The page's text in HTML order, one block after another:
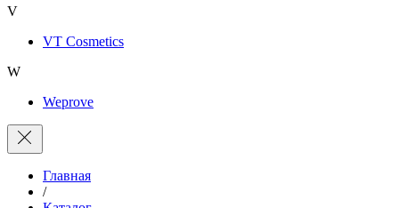
V
VT Cosmetics
W
Weprove
Главная
/